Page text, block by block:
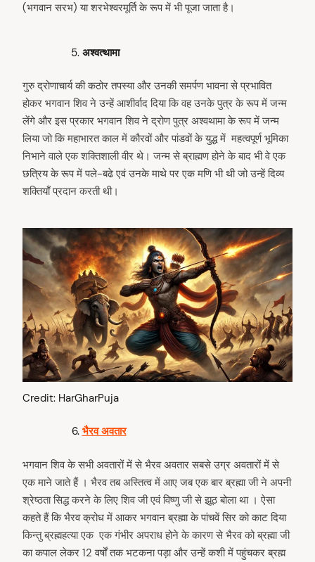
(भगवान सरभ) या शरभेश्वरमूर्ति के रूप में भी पूजा जाता है।
अश्वत्थामा
गुरु द्रोणाचार्य की कठोर तपस्या और उनकी समर्पण भावना से प्रभावित
होकर भगवान शिव ने उन्हें आशीर्वाद दिया कि वह उनके पुत्र के रूप में जन्म
लेंगे और इस प्रकार भगवान शिव ने द्रोण पुत्र अश्वथामा के रूप में जन्म
लिया जो कि महाभारत काल में कौरवों और पांडवों के युद्ध में महत्वपूर्ण भूमिका
निभाने वाले एक शक्तिशाली वीर थे। जन्म से ब्राह्मण होने के बाद भी वे एक
छत्रिय के रूप में पले-बढे एवं उनके माथे पर एक मणि भी थी जो उन्हें दिव्य
शक्तियाँ प्रदान करती थी।
Credit: HarGharPuja
भैरव अवतार
भगवान शिव के सभी अवतारों में से भैरव अवतार सबसे उग्र अवतारों में से
एक माने जाते हैं । भैरव तब अस्तित्व में आए जब एक बार ब्रह्मा जी ने अपनी
श्रेष्ठता सिद्ध करने के लिए शिव जी एवं विष्णु जी से झूठ बोला था । ऐसा
कहते हैं कि भैरव क्रोध में आकर भगवान ब्रह्मा के पांचवें सिर को काट दिया
किन्तु ब्रह्महत्या एक एक गंभीर अपराध होने के कारण से भैरव को ब्रह्मा जी
का कपाल लेकर 12 वर्षों तक भटकना पड़ा और उन्हें कशी में पहुंचकर ब्रह्म